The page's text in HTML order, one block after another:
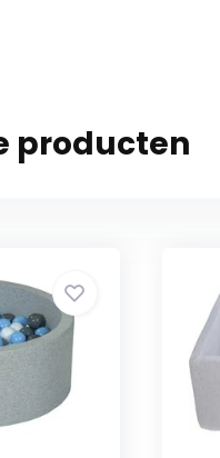
producten